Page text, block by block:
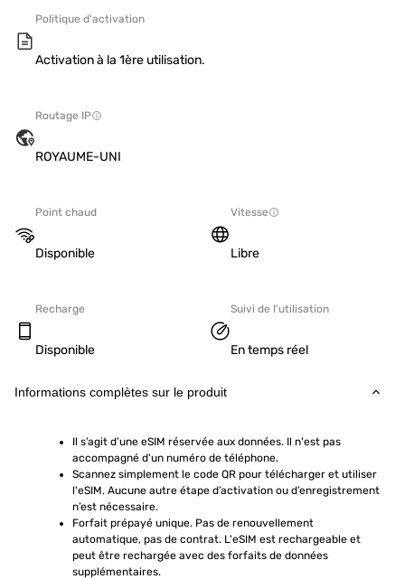
Politique d'activation
Activation à la 1ère utilisation.
Routage IP
ROYAUME-UNI
Point chaud
Disponible
Vitesse
Libre
Recharge
Disponible
Suivi de l'utilisation
En temps réel
Informations complètes sur le produit
Il s’agit d’une eSIM réservée aux données. Il n'est pas
accompagné d'un numéro de téléphone.
Scannez simplement le code QR pour télécharger et utiliser
l'eSIM. Aucune autre étape d’activation ou d’enregistrement
n’est nécessaire.
Forfait prépayé unique. Pas de renouvellement
automatique, pas de contrat. L'eSIM est rechargeable et
peut être rechargée avec des forfaits de données
supplémentaires.